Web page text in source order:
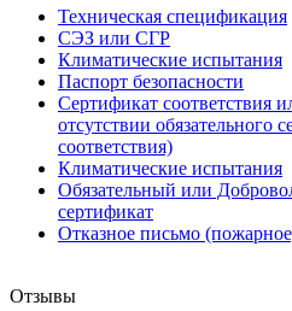
Техническая спецификация
СЭЗ или СГР
Климатические испытания
Паспорт безопасности
Сертификат соответствия
отсутствии обязательного
соответствия)
Климатические испытания
Обязательный или
сертификат
Отказное письмо
Отзывы